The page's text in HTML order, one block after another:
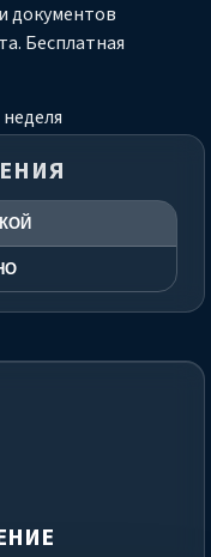
документов
Бесплатная
неделя